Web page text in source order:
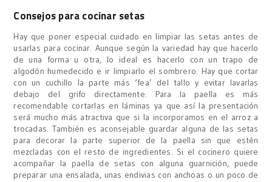
Consejos para cocinar setas
Hay que poner especial cuidado en limpiar las setas antes de
usarlas para cocinar. Aunque según la variedad hay que hacerlo
de una forma u otra, lo ideal es hacerlo con un trapo de
algodón humedecido e ir limpiarlo el sombrero. Hay que cortar
con un cuchillo la parte más ‘fea’ del tallo y evitar lavarlas
debajo del grifo directamente. Para la paella es más
recomendable cortarlas en láminas ya que así la presentación
será mucho más atractiva que si la incorporamos en el arroz a
trocadas. También es aconsejable guardar alguna de las setas
para decorar la parte superior de la paella sin que estén
mezcladas con el resto de ingredientes. Si el cocinero quiere
acompañar la paella de setas con alguna guarnición, puede
preparar una ensalada, unas endivias con anchoas o un poco de